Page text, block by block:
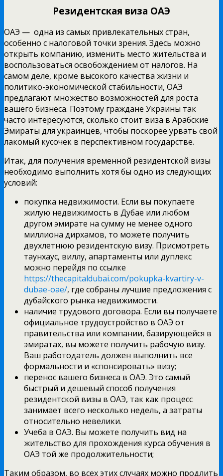
Резидентская виза ОАЭ
ОАЭ — одна из самых привлекательных стран,
особенно с налоговой точки зрения. Здесь можно
открыть компанию, изменить место жительства и
воспользоваться освобождением от налогов. На
самом деле, кроме высокого качества жизни и
политико-экономической стабильности, ОАЭ
предлагают множество возможностей для роста
вашего бизнеса. Поэтому граждане Украины так
часто интересуются, сколько стоит виза в Арабские
Эмираты для украинцев, чтобы поскорее урвать свой
лакомый кусочек в перспективном государстве.
Итак, для получения временной резидентской визы
необходимо выполнить хотя бы одно из следующих
условий:
покупка недвижимости. Если вы покупаете
жилую недвижимость в Дубае или любом
другом эмирате на сумму не менее одного
миллиона дирхамов, то можете получить
двухлетнюю резидентскую визу. Присмотреть
таунхаус, виллу, апартаменты или дуплекс
можно перейдя по ссылке
https://thecapitaldubai.com/pokupka-kvartiry-v-
dubae-oae/, где собраны лучшие предложения с
дубайского рынка недвижимости.
наличие трудового договора. Если вы получаете
официальное трудоустройство в ОАЭ от
правительства или компании, базирующейся в
эмиратах, вы можете получить рабочую визу.
Ваш работодатель должен выполнить все
формальности и «спонсировать» визу;
перенос вашего бизнеса в ОАЭ. Это самый
быстрый и дешевый способ получения
резидентской визы в ОАЭ, так как процесс
занимает всего несколько недель, а затраты
относительно невелики.
Учеба в ОАЭ. Вы можете получить вид на
жительство для прохождения курса обучения в
ОАЭ той же продолжительности;
Таким образом, во всех этих случаях можно продлить